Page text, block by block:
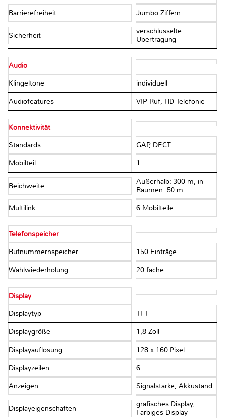
Barrierefreiheit Jumbo Ziffern
Sicherheit
verschlüsselte
Übertragung
Audio
Klingeltöne individuell
Audiofeatures VIP Ruf, HD Telefonie
Konnektivität
Standards GAP, DECT
Mobilteil 1
Reichweite
Außerhalb: 300 m, in
Räumen: 50 m
Multilink 6 Mobilteile
Telefonspeicher
Rufnummernspeicher 150 Einträge
Wahlwiederholung 20 fache
Display
Displaytyp TFT
Displaygröße 1,8 Zoll
Displayauflösung 128 x 160 Pixel
Displayzeilen 6
Anzeigen Signalstärke, Akkustand
Displayeigenschaften
grafisches Display,
Farbiges Display